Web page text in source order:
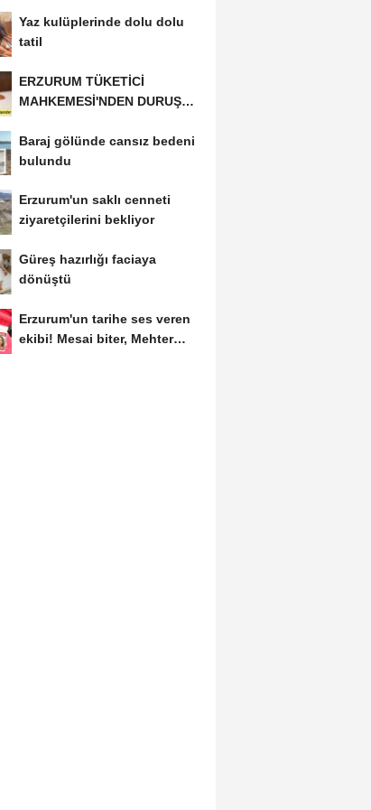
Yaz kulüplerinde dolu dolu
tatil
ERZURUM TÜKETİCİ
MAHKEMESİ'NDEN DURUŞMA
Baraj gölünde cansız bedeni
bulundu
Erzurum'un saklı cenneti
ziyaretçilerini bekliyor
Güreş hazırlığı faciaya
dönüştü
Erzurum'un tarihe ses veren
ekibi! Mesai biter, Mehter